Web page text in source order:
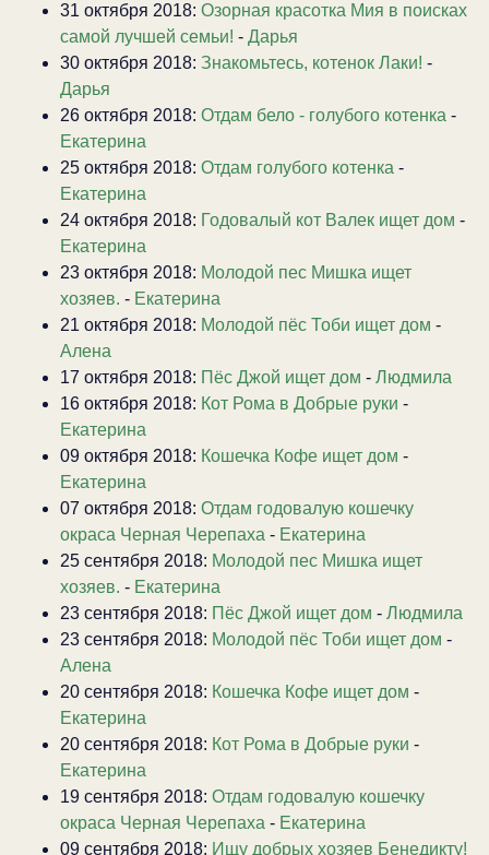
31 октября 2018: Озорная красотка Мия в поисках
самой лучшей семьи! - Дарья
30 октября 2018: Знакомьтесь, котенок Лаки! -
Дарья
26 октября 2018: Отдам бело - голубого котенка -
Екатерина
25 октября 2018: Отдам голубого котенка -
Екатерина
24 октября 2018: Годовалый кот Валек ищет дом -
Екатерина
23 октября 2018: Молодой пес Мишка ищет
хозяев. - Екатерина
21 октября 2018: Молодой пёс Тоби ищет дом -
Алена
17 октября 2018: Пёс Джой ищет дом - Людмила
16 октября 2018: Кот Рома в Добрые руки -
Екатерина
09 октября 2018: Кошечка Кофе ищет дом -
Екатерина
07 октября 2018: Отдам годовалую кошечку
окраса Черная Черепаха - Екатерина
25 сентября 2018: Молодой пес Мишка ищет
хозяев. - Екатерина
23 сентября 2018: Пёс Джой ищет дом - Людмила
23 сентября 2018: Молодой пёс Тоби ищет дом -
Алена
20 сентября 2018: Кошечка Кофе ищет дом -
Екатерина
20 сентября 2018: Кот Рома в Добрые руки -
Екатерина
19 сентября 2018: Отдам годовалую кошечку
окраса Черная Черепаха - Екатерина
09 сентября 2018: Ищу добрых хозяев Бенедикту!